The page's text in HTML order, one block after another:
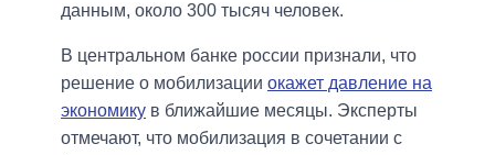
данным, около 300 тысяч человек.
В центральном банке россии признали, что
решение о мобилизации окажет давление на
экономику в ближайшие месяцы. Эксперты
отмечают, что мобилизация в сочетании с